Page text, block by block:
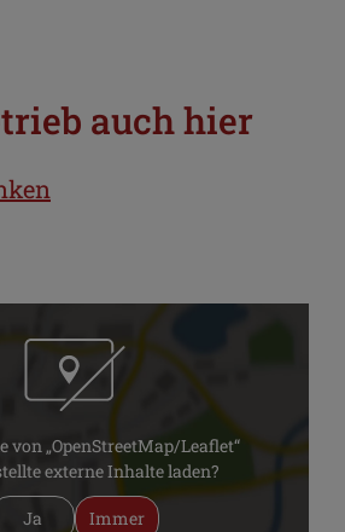
auch hier
von „OpenStreetMap/Leaflet“
externe Inhalte laden?
Ja Immer